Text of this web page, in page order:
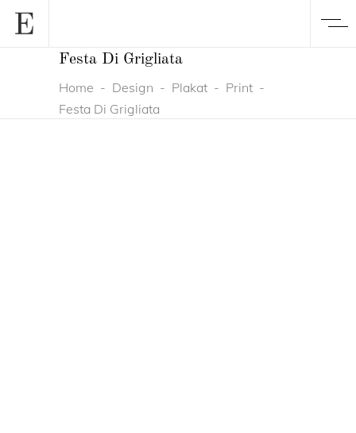
Festa Di Grigliata
Home - Design - Plakat - Print -
Festa Di Grigliata